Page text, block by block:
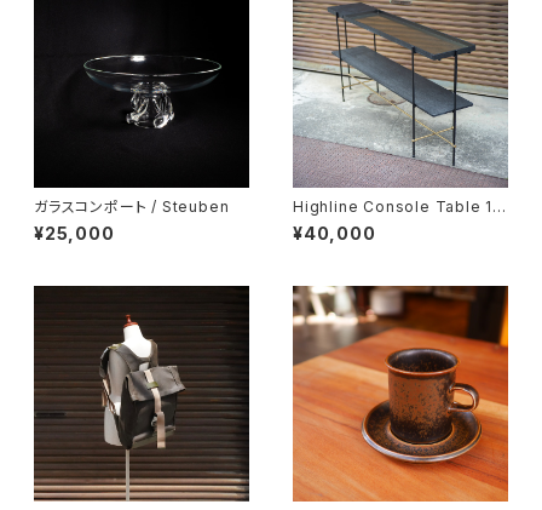
ガラスコンポート / Steuben
¥25,000
Highline Console Table 18
0
¥40,000